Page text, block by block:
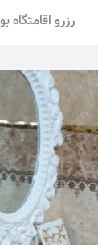
رزرو اقامتگاه